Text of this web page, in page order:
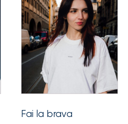
Fai la brava
Questo
prodotto
ha
più
varianti.
Le
opzioni
possono
scelte